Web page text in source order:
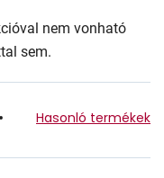
nem vonható
sem.
Hasonló termékek